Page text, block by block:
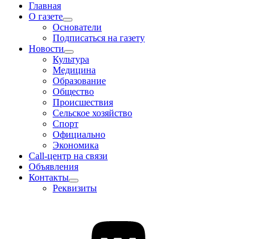
Главная
О газете
Основатели
Подписаться на газету
Новости
Культура
Медицина
Образование
Общество
Происшествия
Сельское хозяйство
Спорт
Официально
Экономика
Call-центр на связи
Объявления
Контакты
Реквизиты